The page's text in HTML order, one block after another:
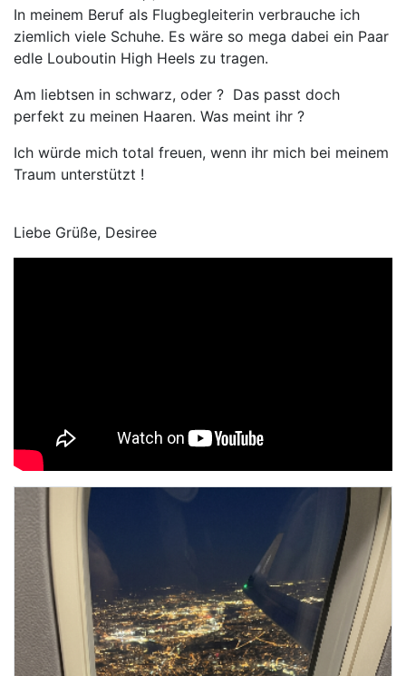
In meinem Beruf als Flugbegleiterin verbrauche ich
ziemlich viele Schuhe. Es wäre so mega dabei ein Paar
edle Louboutin High Heels zu tragen.
Am liebtsen in schwarz, oder ? Das passt doch
perfekt zu meinen Haaren. Was meint ihr ?
Ich würde mich total freuen, wenn ihr mich bei meinem
Traum unterstützt !
Liebe Grüße, Desiree